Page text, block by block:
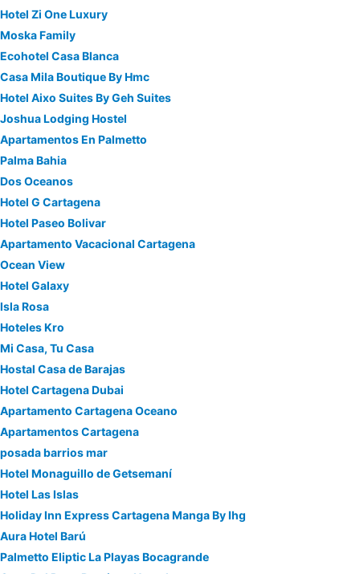
Hotel Zi One Luxury
Moska Family
Ecohotel Casa Blanca
Casa Mila Boutique By Hmc
Hotel Aixo Suites By Geh Suites
Joshua Lodging Hostel
Apartamentos En Palmetto
Palma Bahia
Dos Oceanos
Hotel G Cartagena
Hotel Paseo Bolivar
Apartamento Vacacional Cartagena
Ocean View
Hotel Galaxy
Isla Rosa
Hoteles Kro
Mi Casa, Tu Casa
Hostal Casa de Barajas
Hotel Cartagena Dubai
Apartamento Cartagena Oceano
Apartamentos Cartagena
posada barrios mar
Hotel Monaguillo de Getsemaní
Hotel Las Islas
Holiday Inn Express Cartagena Manga By Ihg
Aura Hotel Barú
Palmetto Eliptic La Playas Bocagrande